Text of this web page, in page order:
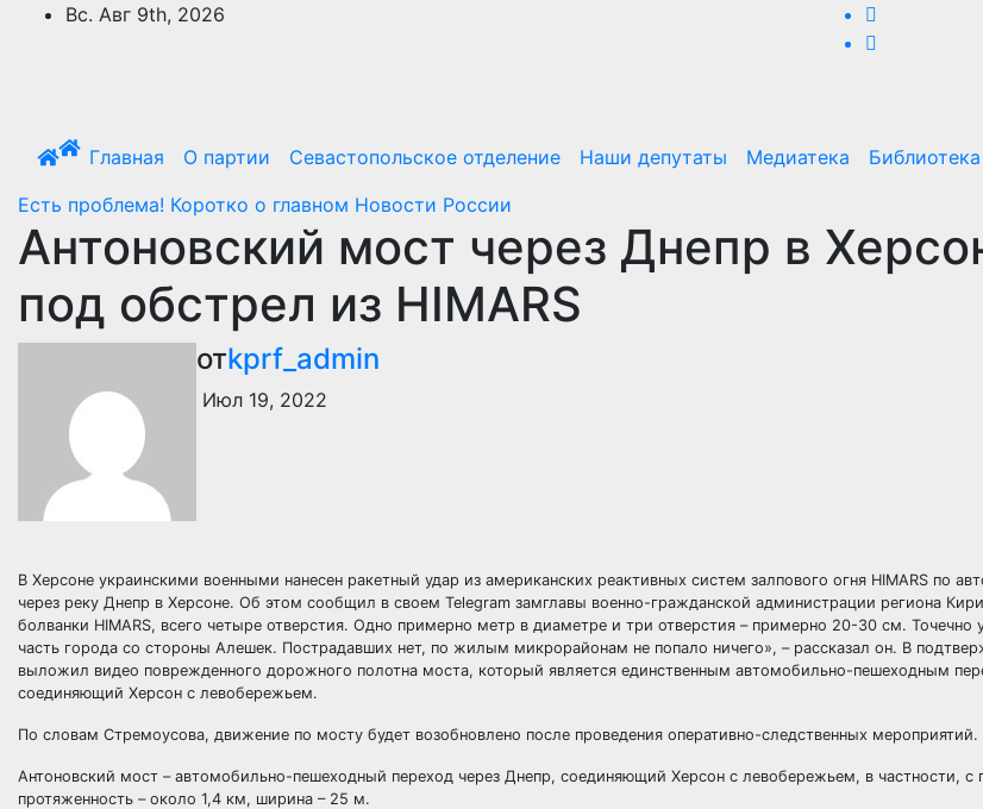
ПерейтиВс. Авг 9th, 2026
Главная О партии Севастопольское отделение Наши депутаты Медиатека Библиотека
Есть проблема! Коротко о главном Новости России
Антоновский мост через Днепр в
под обстрел из HIMARS
отkprf_admin
Июл 19, 2022
В Херсоне украинскими военными нанесен ракетный удар из американских реактивных систем залпового огня HIMARS по
через реку Днепр в Херсоне. Об этом сообщил в своем Telegram замглавы военно-гражданской администрации региона
болванки HIMARS, всего четыре отверстия. Одно примерно метр в диаметре и три отверстия – примерно 20-30 см. Точечно
часть города со стороны Алешек. Пострадавших нет, по жилым микрорайонам не попало ничего», – рассказал он. В
выложил видео поврежденного дорожного полотна моста, который является единственным автомобильно-пешеходным
соединяющий Херсон с левобережьем.
По словам Стремоусова, движение по мосту будет возобновлено после проведения оперативно-следственных мероприятий.
Антоновский мост – автомобильно-пешеходный переход через Днепр, соединяющий Херсон с левобережьем, в частности,
протяженность – около 1,4 км, ширина – 25 м.